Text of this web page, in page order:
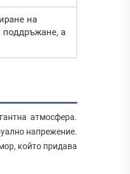
на
поддръжане, а
атмосфера.
напрежение.
който придава